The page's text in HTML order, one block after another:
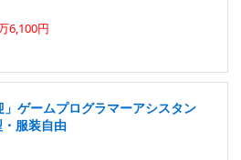
6,100円
」ゲームプログラマーアシスタン
服装自由